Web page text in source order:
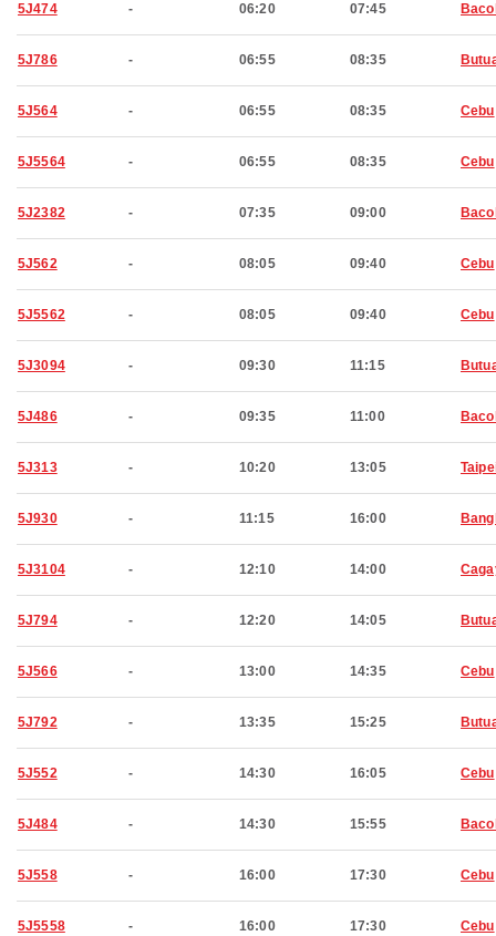
5J474 - 06:20 07:45
5J786 - 06:55 08:35
5J564 - 06:55 08:35 Cebu
5J5564 - 06:55 08:35 Cebu
5J2382 - 07:35 09:00
5J562 - 08:05 09:40 Cebu
5J5562 - 08:05 09:40 Cebu
5J3094 - 09:30 11:15
5J486 - 09:35 11:00
5J313 - 10:20 13:05
5J930 - 11:15 16:00
5J3104 - 12:10 14:00
5J794 - 12:20 14:05
5J566 - 13:00 14:35 Cebu
5J792 - 13:35 15:25
5J552 - 14:30 16:05 Cebu
5J484 - 14:30 15:55
5J558 - 16:00 17:30 Cebu
5J5558 - 16:00 17:30 Cebu